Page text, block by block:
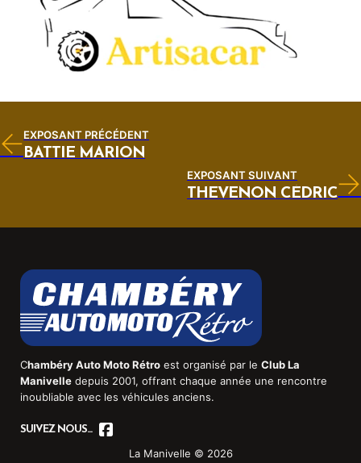
EXPOSANT PRÉCÉDENT
BATTIE MARION
EXPOSANT SUIVANT
THEVENON CÉDRIC
Chambéry Auto Moto Rétroest organisé par le Club La
Manivelledepuis 2001, offrant chaque année une rencontre
inoubliable avec les véhicules anciens.
SUIVEZ NOUS...
La Manivelle © 2026